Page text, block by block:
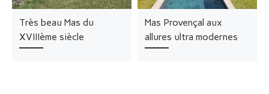
Très beau Mas du
XVIIIème siècle
Mas Provençal aux
allures ultra modernes